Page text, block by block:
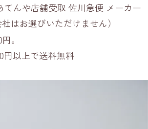
てんや店舗受取 佐川急便 メーカー
はお選びいただけません）
。
円以上で送料無料